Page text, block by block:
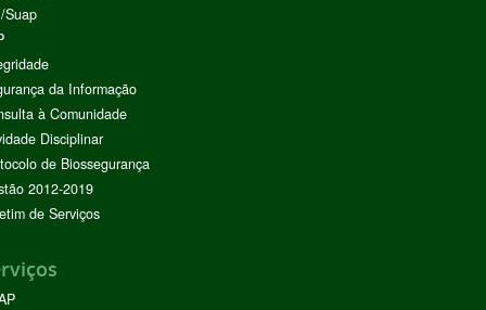
Suap
da Informação
à Comunidade
Disciplinar
de Biossegurança
2012-2019
de Serviços